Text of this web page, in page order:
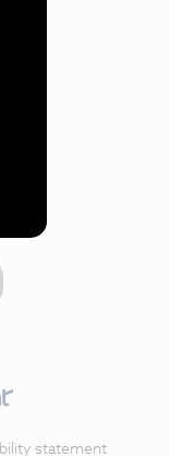
statement